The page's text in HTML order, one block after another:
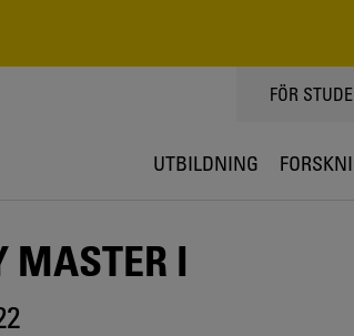
TOPPMENY
FÖR
UTBILDNING
MASTER I